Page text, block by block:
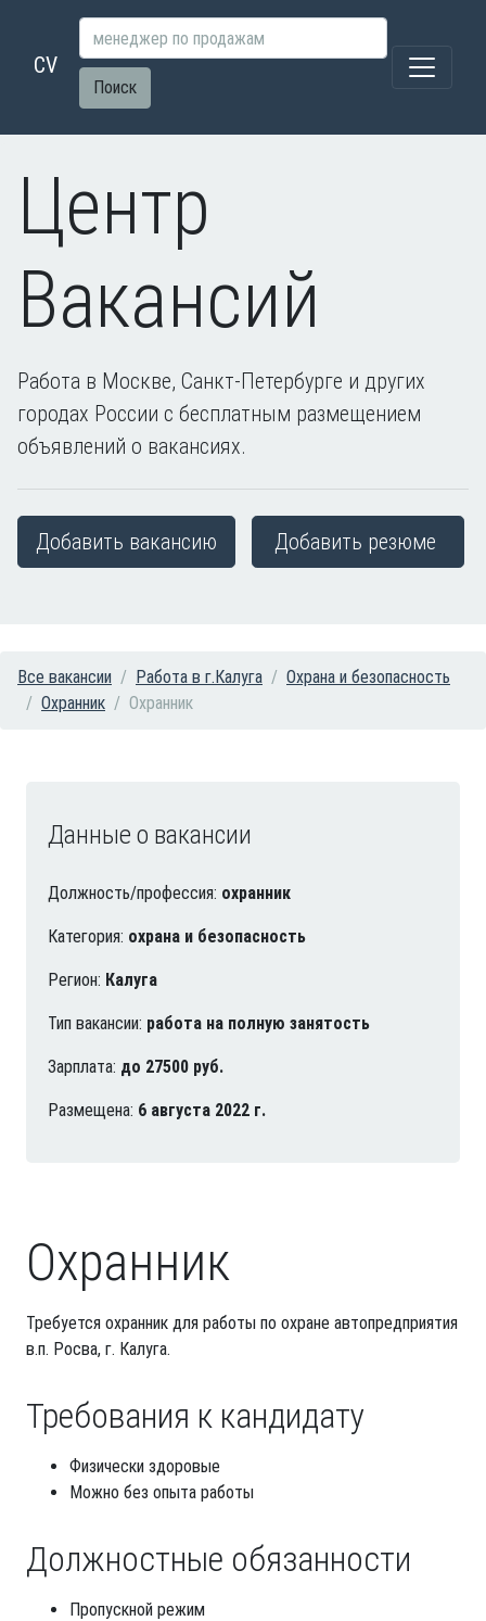
CV
Поиск
Центр
Вакансий
Работа в Москве, Санкт-Петербурге и других
городах России с бесплатным размещением
объявлений о вакансиях.
Добавить вакансию Добавить резюме
Все вакансии Работа в г.Калуга
Охрана и безопасность
Охранник
Охранник
Данные о вакансии
Должность/профессия: охранник
Категория: охрана и безопасность
Регион: Калуга
Тип вакансии: работа на полную занятость
Зарплата: до 27500 руб.
Размещена: 6 августа 2022 г.
Охранник
Требуется охранник для работы по охране автопредприятия
в.п. Росва, г. Калуга.
Требования к кандидату
Физически здоровые
Можно без опыта работы
Должностные обязанности
Пропускной режим